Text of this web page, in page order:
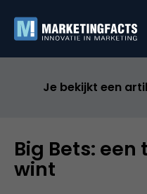
Je bekijkt een
Big Bets:
wint